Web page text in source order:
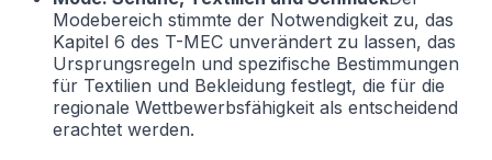
Modebereich stimmte der Notwendigkeit zu, das
Kapitel 6 des T-MEC unverändert zu lassen, das
Ursprungsregeln und spezifische Bestimmungen
für Textilien und Bekleidung festlegt, die für die
regionale Wettbewerbsfähigkeit als entscheidend
erachtet werden.